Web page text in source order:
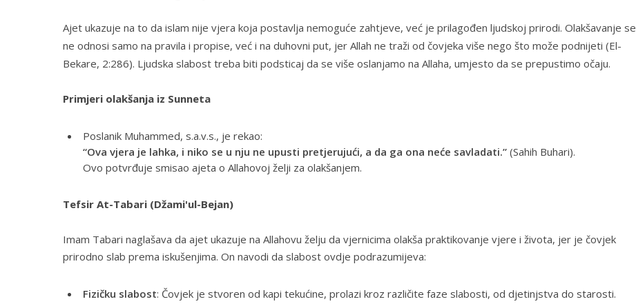
Ajet ukazuje na to da islam nije vjera koja postavlja nemoguće zahtjeve, već je prilagođen ljudskoj prirodi. Olakšavanje se
ne odnosi samo na pravila i propise, već i na duhovni put, jer Allah ne traži od čovjeka više nego što može podnijeti (El-
Bekare, 2:286). Ljudska slabost treba biti podsticaj da se više oslanjamo na Allaha, umjesto da se prepustimo očaju.
Primjeri olakšanja iz Sunneta
Poslanik Muhammed, s.a.v.s., je rekao:
“Ova vjera je lahka, i niko se u nju ne upusti pretjerujući, a da ga ona neće savladati.” (Sahih Buhari).
Ovo potvrđuje smisao ajeta o Allahovoj želji za olakšanjem.
Tefsir At-Tabari (Džami'ul-Bejan)
Imam Tabari naglašava da ajet ukazuje na Allahovu želju da vjernicima olakša praktikovanje vjere i života, jer je čovjek
prirodno slab prema iskušenjima. On navodi da slabost ovdje podrazumijeva:
Fizičku slabost: Čovjek je stvoren od kapi tekućine, prolazi kroz različite faze slabosti, od djetinjstva do starosti.